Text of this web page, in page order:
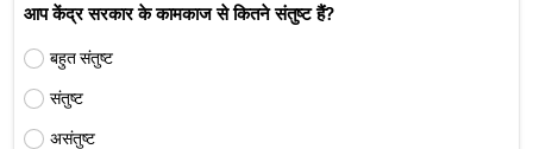
आप केंद्र सरकार के कामकाज से कितने संतुष्ट हैं?
बहुत संतुष्ट
संतुष्ट
असंतुष्ट